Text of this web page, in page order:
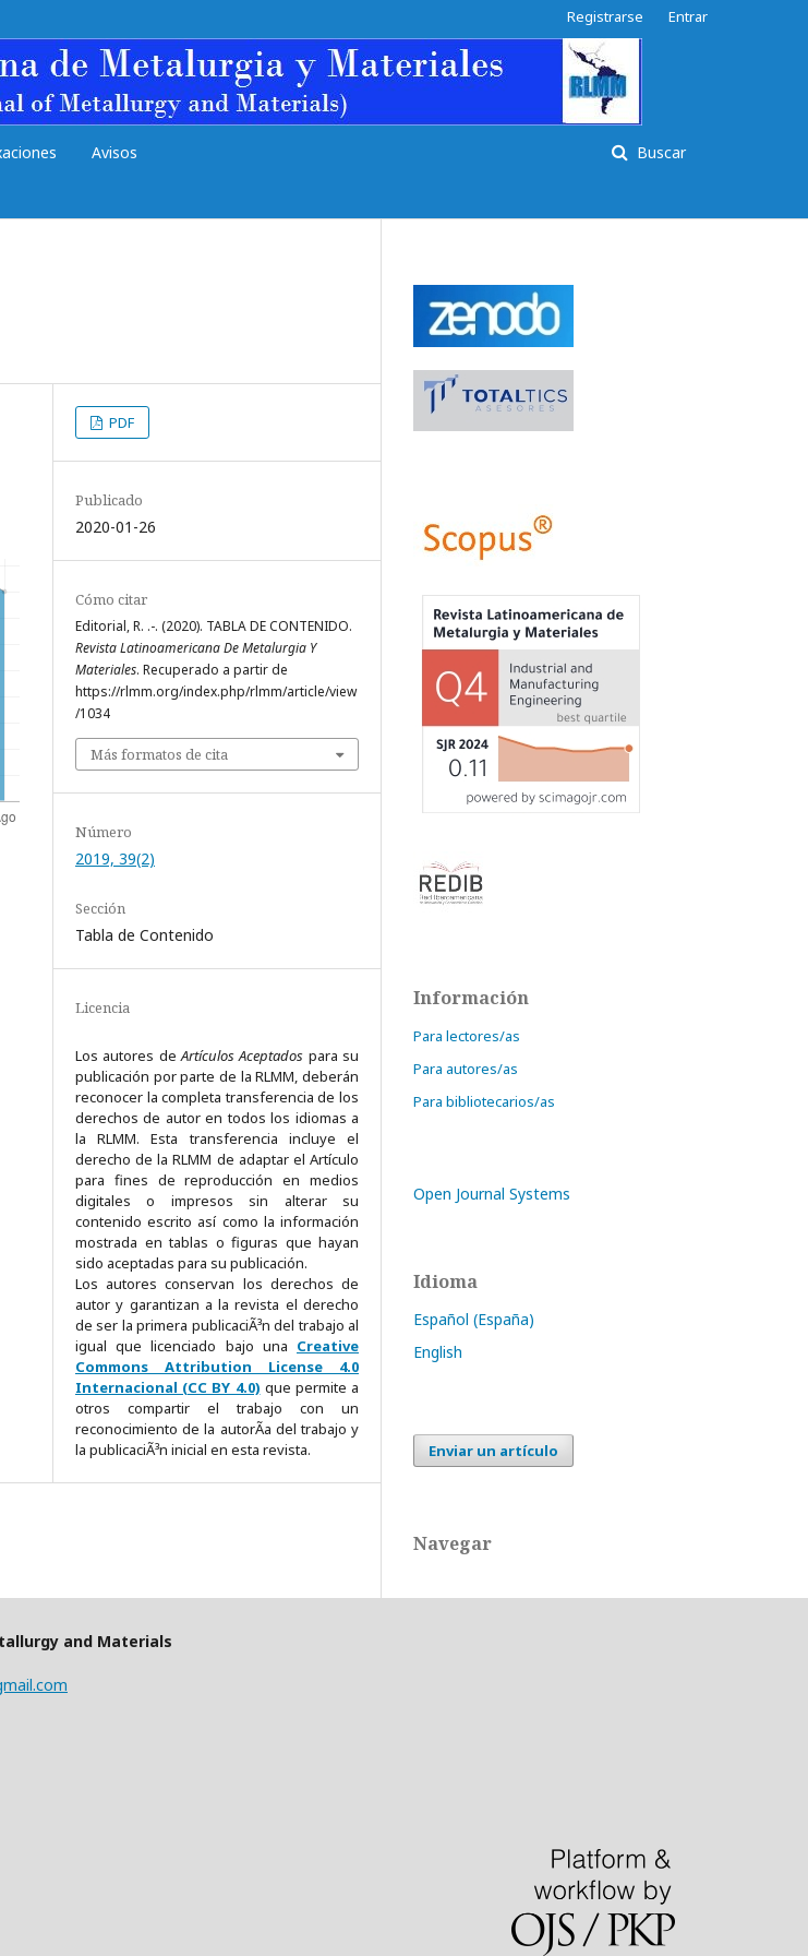
Avisos Buscar
Registrarse Entrar
PDF
Publicado
2020-01-26
Cómo citar
Editorial, R. .-. (2020). TABLA DE CONTENIDO.
Revista Latinoamericana De Metalurgia Y
Materiales. Recuperado a partir de
https://rlmm.org/index.php/rlmm/article/view
/1034
Más formatos de cita
Número
2019, 39(2)
Sección
Tabla de Contenido
Licencia
Los autores deArtículos Aceptados para su
publicación por parte de la RLMM, deberán
reconocer la completa transferencia de los
derechos de autor en todos los idiomas a
la RLMM. Esta transferencia incluye el
derecho de la RLMM de adaptar el Artículo
para fines de reproducción en medios
digitales o impresos sin alterar su
contenido escrito así como la información
mostrada en tablas o figuras que hayan
sido aceptadas para su publicación.
Los autores conservan los derechos de
autor y garantizan a la revista el derecho
de ser la primera publicaciÃ³n del trabajo al
igual que licenciado bajo una Creative
Commons Attribution License 4.0
Internacional (CC BY 4.0) que permite a
otros compartir el trabajo con un
reconocimiento de la autorÃ­a del trabajo y
la publicaciÃ³n inicial en esta revista.
Información
Para lectores/as
Para autores/as
Para bibliotecarios/as
Open Journal Systems
Idioma
Español (España)
English
Enviar un artículo
Navegar
and Materials